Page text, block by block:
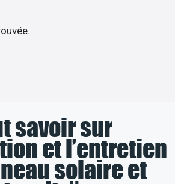
savoir sur
et l’entretien
solaire et